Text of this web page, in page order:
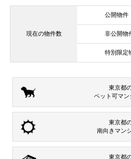
現在の物件数
公開物件
非公開物
特別限定
東京都
ペット可マン
東京都
南向き マン
東京都